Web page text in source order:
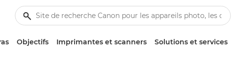
Objectifs Imprimantes et scanners Solutions et services